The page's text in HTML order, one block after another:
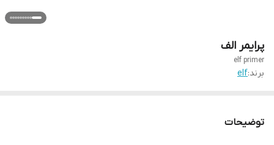
پرایمر الف
elf primer
برند:elf
توضیحات